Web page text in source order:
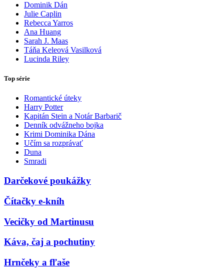
Dominik Dán
Julie Caplin
Rebecca Yarros
Ana Huang
Sarah J. Maas
Táňa Keleová Vasilková
Lucinda Riley
Top série
Romantické úteky
Harry Potter
Kapitán Stein a Notár Barbarič
Denník odvážneho bojka
Krimi Dominika Dána
Učím sa rozprávať
Duna
Smradi
Darčekové poukážky
Čítačky e-kníh
Vecičky od Martinusu
Káva, čaj a pochutiny
Hrnčeky a fľaše